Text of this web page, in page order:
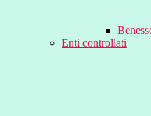
Enti controllati